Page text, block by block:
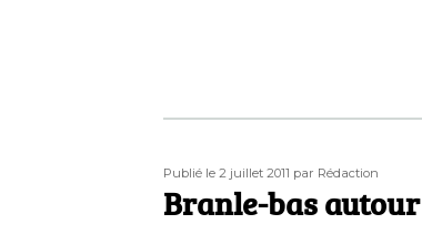
Publié
le
Publié le 2 juillet 2011 Auteur
par Rédaction
Branle-bas